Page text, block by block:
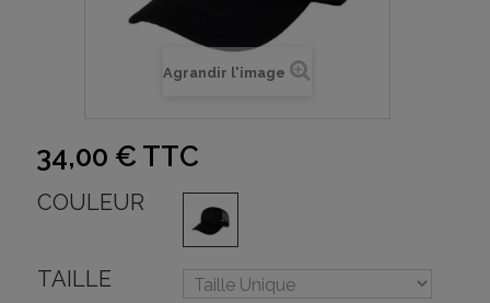
Agrandir l'image
34,00 € TTC
COULEUR
TAILLE